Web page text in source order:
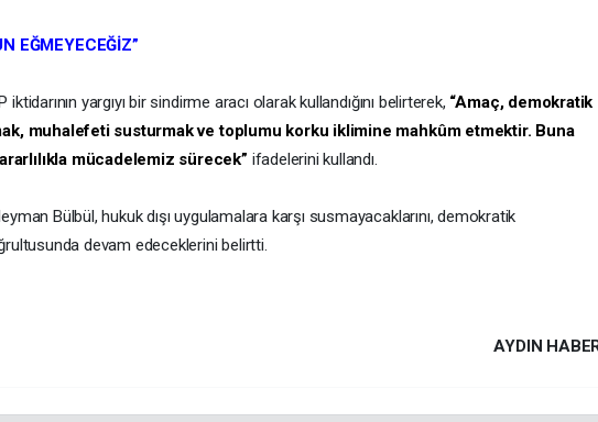
EĞMEYECEĞİZ”
iktidarının yargıyı bir sindirme aracı olarak kullandığını belirterek, “Amaç, demokratik
muhalefeti susturmak ve toplumu korku iklimine mahkûm etmektir. Buna
mücadelemiz sürecek” ifadelerini kullandı.
Bülbül, hukuk dışı uygulamalara karşı susmayacaklarını, demokratik
devam edeceklerini belirtti.
AYDIN